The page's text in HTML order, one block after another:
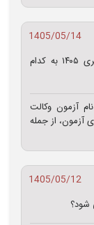
1405/05/14
سلام برای ویرایش ثبت نام آزمون وکالت دادگستری ۱۴۰۵ به کدام
آزمون وکالت
مجری آزمون، از جمله
1405/05/12
شود؟